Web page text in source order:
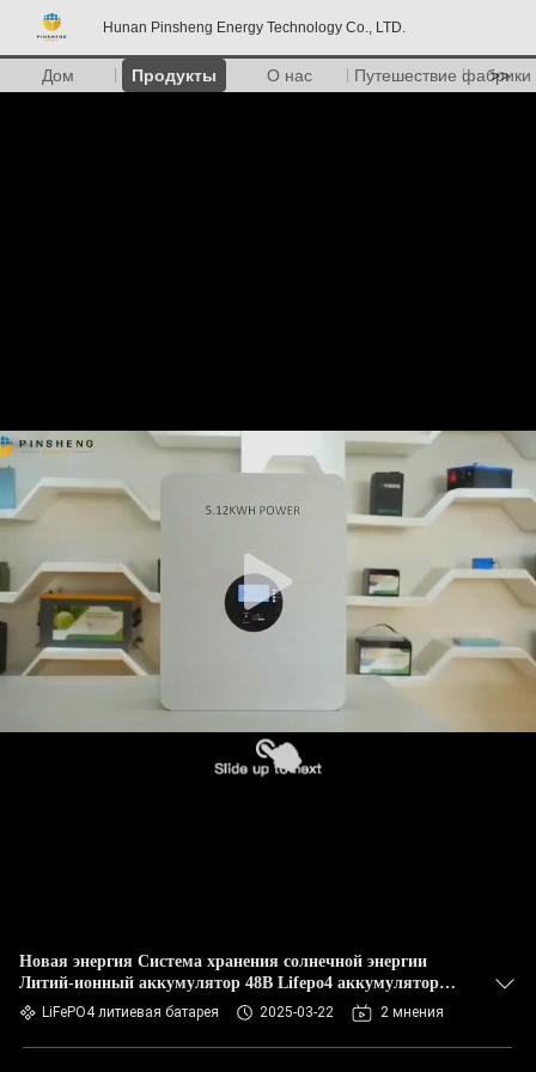
Hunan Pinsheng Energy Technology Co., LTD.
Дом Продукты О нас Путешествие фабрики
>>
Новая энергия Система хранения солнечной энергии
Литий-ионный аккумулятор 48В Lifepo4 аккумулятор
100Ah 200Ah 5Kwh 10Kwh Домашний солнечный
аккумулятор
LiFePO4 литиевая батарея 2025-03-22 2 мнения